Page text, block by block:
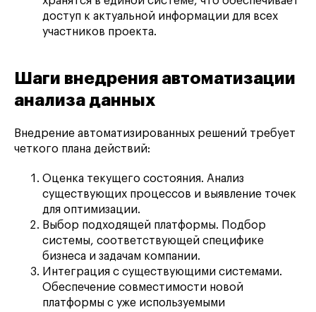
доступ к актуальной информации для всех
участников проекта.
Шаги внедрения автоматизации
анализа данных
Внедрение автоматизированных решений требует
четкого плана действий:
Оценка текущего состояния. Анализ
существующих процессов и выявление точек
для оптимизации.
Выбор подходящей платформы. Подбор
системы, соответствующей специфике
бизнеса и задачам компании.
Интеграция с существующими системами.
Обеспечение совместимости новой
платформы с уже используемыми